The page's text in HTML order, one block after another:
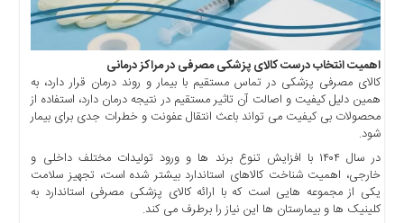
اخبار
اقتصادی
اخبار
ایران
اخبار
بین
المللی
اخبار
اقتصادی
اخبار
اهمیت انتخاب درست کالای پزشکی مصرفی در مراکز درمانی
کالای مصرفی پزشکی در تماس مستقیم با بیمار و روند درمان قرار دارد، به
همین دلیل کیفیت و اصالت آن تاثیر مستقیم در نتیجه درمان دارد، استفاده از
محصولات بی کیفیت می تواند باعث انتقال عفونت و خطرات جدی برای بیمار
شود.
در سال ۱۴۰۴ با افزایش تنوع برند ها و ورود تولیدات مختلف داخلی و
خارجی، اهمیت شناخت کالاهای استاندارد بیشتر شده است، تجهیز سلامت
یکی از مجموعه هایی است که با ارائه کالای پزشکی مصرفی استاندارد به
کلینیک ها و بیمارستان ها این نیاز را برطرف می کند.